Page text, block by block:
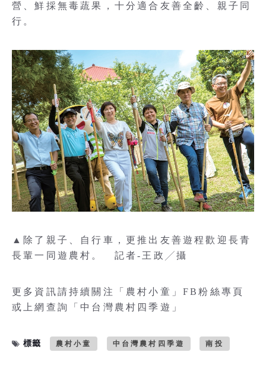
營、鮮採無毒蔬果，十分適合友善全齡、親子同
行。
▲除了親子、自行車，更推出友善遊程歡迎長青
長輩一同遊農村。 記者-王政╱攝
更多資訊請持續關注「農村小童」FB粉絲專頁
或上網查詢「中台灣農村四季遊」
標籤 農村小童 中台灣農村四季遊 南投